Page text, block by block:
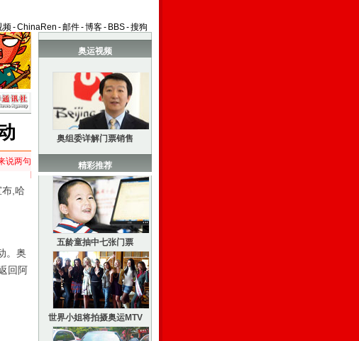
频-ChinaRen -邮件-博客- BBS-搜狗
说两句
,哈
。奥
回阿
奥运视频
奥组委详解门票销售
精彩推荐
五龄童抽中七张门票
世界小姐将拍摄奥运MTV